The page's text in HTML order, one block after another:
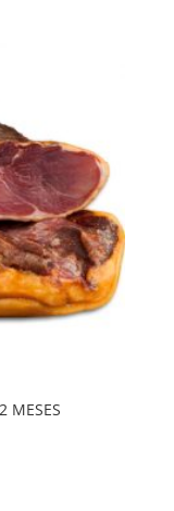
MESES